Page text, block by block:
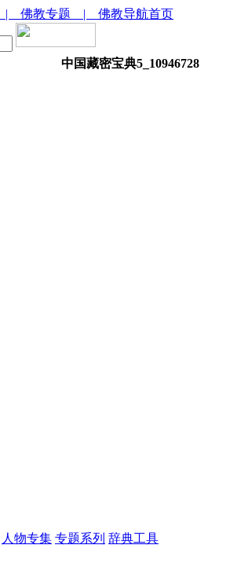
| 佛教专题 | 佛教导航首页
中国藏密宝典5_10946728
人物专集 专题系列 辞典工具